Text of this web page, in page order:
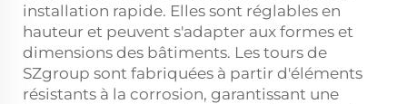
installation rapide. Elles sont réglables en
hauteur et peuvent s'adapter aux formes et
dimensions des bâtiments. Les tours de
SZgroup sont fabriquées à partir d'éléments
résistants à la corrosion, garantissant une